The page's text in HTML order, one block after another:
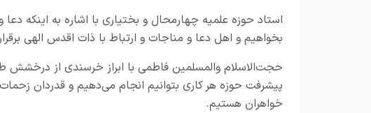
استاد حوزه علمیه چهارمحال و بختیاری با اشاره به اینکه
بخواهیم و اهل دعا و مناجات و ارتباط با ذات اقدس الهی
حجت‌الاسلام والمسلمین فاطمی با ابراز خرسندی از درخشش
پیشرفت حوزه هر کاری بتوانیم انجام می‌دهیم و قدردان
خواهران هستیم.